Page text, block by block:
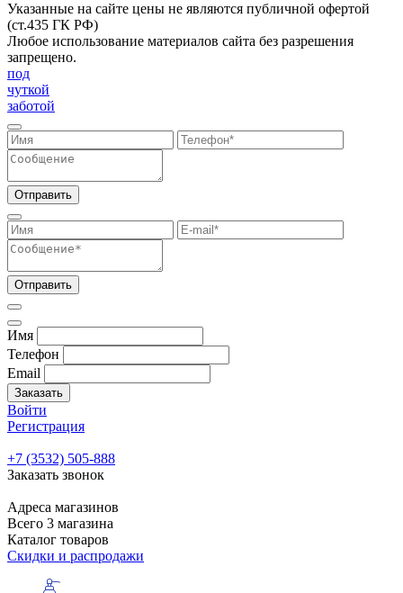
Указанные на сайте цены не являются публичной офертой
(ст.435 ГК РФ)
Любое использование материалов сайта без разрешения
запрещено.
под
чуткой
заботой
Отправить
Отправить
Имя
Телефон
Email
Заказать
Войти
Регистрация
+7 (3532) 505-888
Заказать звонок
Адреса магазинов
Всего 3 магазина
Каталог товаров
Скидки и распродажи